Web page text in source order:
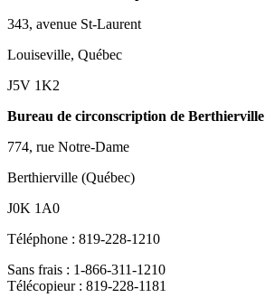
343, avenue St-Laurent
Louiseville, Québec
J5V 1K2
Bureau de circonscription de Berthierville
774, rue Notre-Dame
Berthierville (Québec)
J0K 1A0
Téléphone : 819-228-1210
Sans frais : 1-866-311-1210
Télécopieur : 819-228-1181